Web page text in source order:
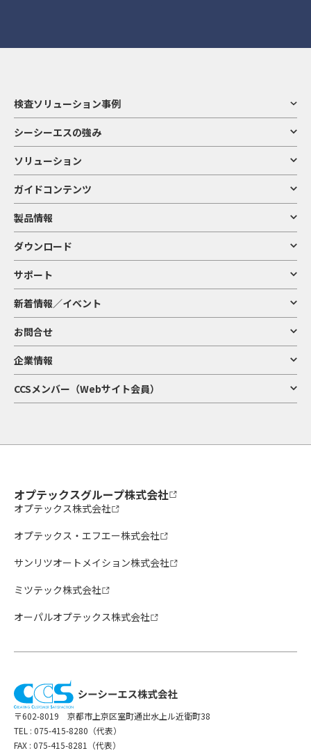
検査ソリューション事例
シーシーエスの強み
ソリューション
ガイドコンテンツ
製品情報
ダウンロード
サポート
新着情報／イベント
お問合せ
企業情報
CCSメンバー（Webサイト会員）
オプテックスグループ株式会社
オプテックス株式会社
オプテックス・エフエー株式会社
サンリツオートメイション株式会社
ミツテック株式会社
オーパルオプテックス株式会社
〒602-8019 京都市上京区室町通出水上ル近衛町38
TEL : 075-415-8280（代表）
FAX : 075-415-8281（代表）